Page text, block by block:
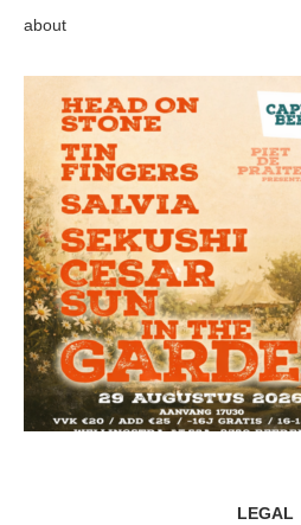
about
LEGAL